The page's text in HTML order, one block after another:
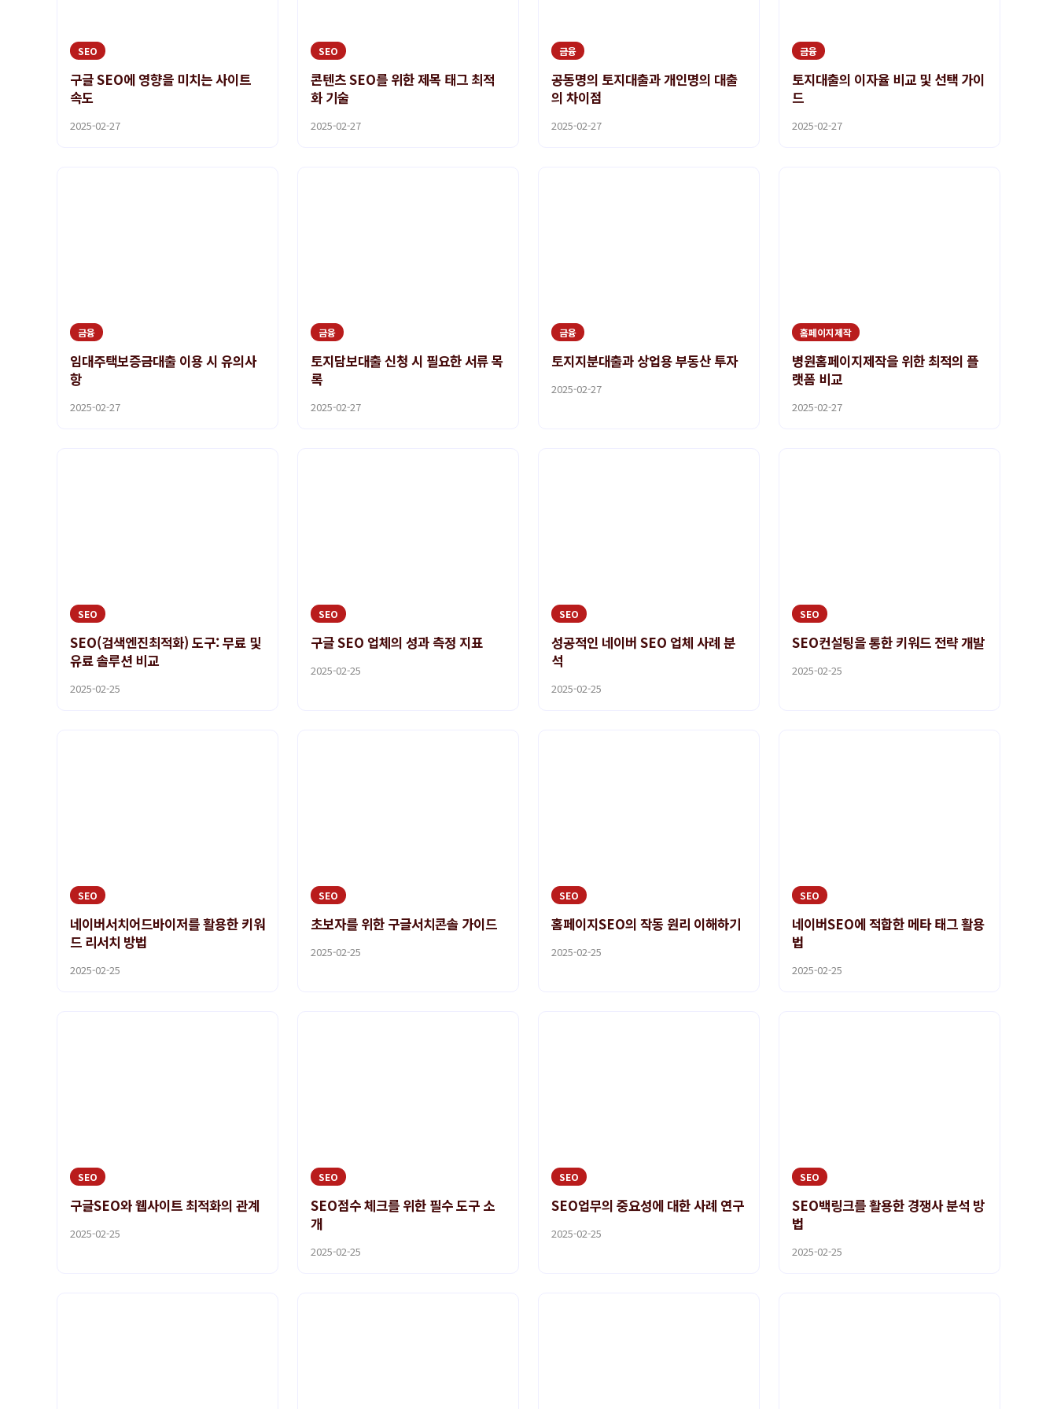
SEO
구글 SEO에 영향을 미치는 사이트
속도
2025-02-27
SEO
콘텐츠 SEO를 위한 제목 태그 최적
화 기술
2025-02-27
금융
공동명의 토지대출과 개인명의 대출
의 차이점
2025-02-27
금융
토지대출의 이자율 비교 및 선택 가이
드
2025-02-27
금융
임대주택보증금대출 이용 시 유의사
항
2025-02-27
금융
토지담보대출 신청 시 필요한 서류 목
록
2025-02-27
금융
토지지분대출과 상업용 부동산 투자
2025-02-27
홈페이지제작
병원홈페이지제작을 위한 최적의 플
랫폼 비교
2025-02-27
SEO
SEO(검색엔진최적화) 도구: 무료 및
유료 솔루션 비교
2025-02-25
SEO
구글 SEO 업체의 성과 측정 지표
2025-02-25
SEO
성공적인 네이버 SEO 업체 사례 분
석
2025-02-25
SEO
SEO컨설팅을 통한 키워드 전략 개발
2025-02-25
SEO
네이버서치어드바이저를 활용한 키워
드 리서치 방법
2025-02-25
SEO
초보자를 위한 구글서치콘솔 가이드
2025-02-25
SEO
홈페이지SEO의 작동 원리 이해하기
2025-02-25
SEO
네이버SEO에 적합한 메타 태그 활용
법
2025-02-25
SEO
구글SEO와 웹사이트 최적화의 관계
2025-02-25
SEO
SEO점수 체크를 위한 필수 도구 소
개
2025-02-25
SEO
SEO업무의 중요성에 대한 사례 연구
2025-02-25
SEO
SEO백링크를 활용한 경쟁사 분석 방
법
2025-02-25